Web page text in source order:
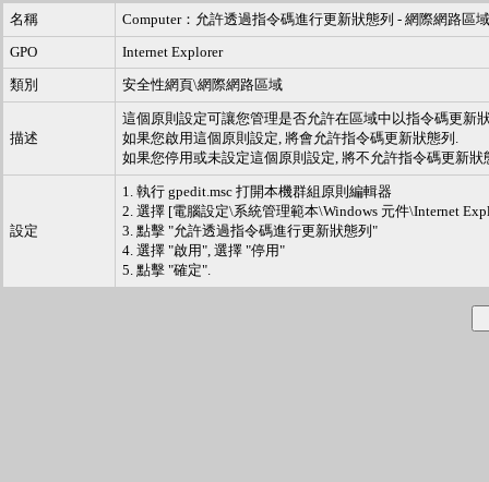
名稱
Computer：允許透過指令碼進行更新狀態列 - 網際網路區域
GPO
Internet Explorer
類別
安全性網頁\網際網路區域
描述
這個原則設定可讓您管理是否允許在區域中以指令碼更新
如果您啟用這個原則設定, 將會允許指令碼更新狀態列.
如果您停用或未設定這個原則設定, 將不允許指令碼更新狀
設定
1. 執行 gpedit.msc 打開本機群組原則編輯器
2. 選擇 [電腦設定\系統管理範本\Windows 元件\Internet
3. 點擊 "允許透過指令碼進行更新狀態列"
4. 選擇 "啟用", 選擇 "停用"
5. 點擊 "確定".